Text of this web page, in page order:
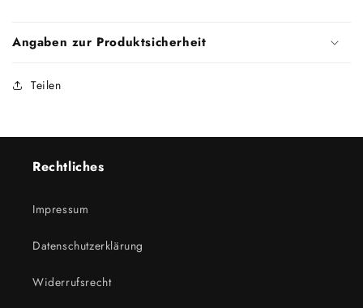
Angaben zur Produktsicherheit
Teilen
Rechtliches
Impressum
Datenschutzerklärung
Widerrufsrecht